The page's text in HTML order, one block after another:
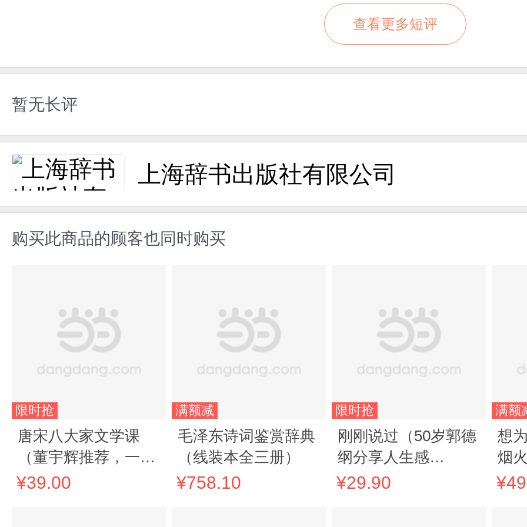
查看更多短评
暂无长评
上海辞书出版社有限公司
购买此商品的顾客也同时购买
限时抢
唐宋八大家文学课
（董宇辉推荐，一本
书读懂唐朝到宋代的
¥39.00
满额减
毛泽东诗词鉴赏辞典
（线装本全三册）
¥758.10
限时抢
刚刚说过（50岁郭德
纲分享人生感
悟，“逆袭”人生的智
¥29.90
满额
想
烟
书